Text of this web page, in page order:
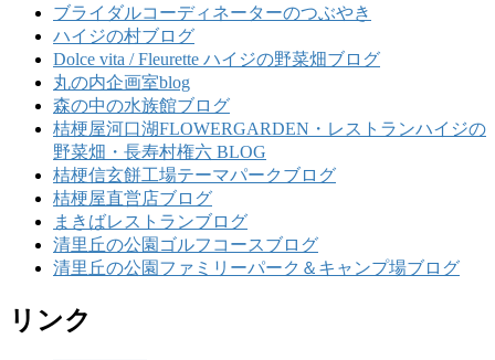
ブライダルコーディネーターのつぶやき
ハイジの村ブログ
Dolce vita / Fleurette ハイジの野菜畑ブログ
丸の内企画室blog
森の中の水族館ブログ
桔梗屋河口湖FLOWERGARDEN・レストランハイジの
野菜畑・長寿村権六 BLOG
桔梗信玄餅工場テーマパークブログ
桔梗屋直営店ブログ
まきばレストランブログ
清里丘の公園ゴルフコースブログ
清里丘の公園ファミリーパーク＆キャンプ場ブログ
リンク